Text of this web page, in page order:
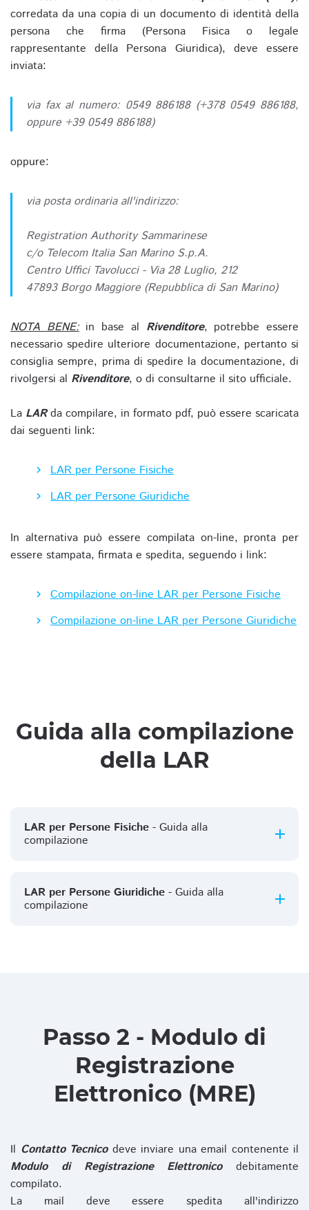
corredata da una copia di un documento di identità della
persona che firma (Persona Fisica o legale
rappresentante della Persona Giuridica), deve essere
inviata:
via fax al numero: 0549 886188 (+378 0549 886188,
oppure +39 0549 886188)
oppure:
via posta ordinaria all'indirizzo:
Registration Authority Sammarinese
c/o Telecom Italia San Marino S.p.A.
Centro Uffici Tavolucci - Via 28 Luglio, 212
47893 Borgo Maggiore (Repubblica di San Marino)
NOTA BENE:in base al Rivenditore, potrebbe essere
necessario spedire ulteriore documentazione, pertanto si
consiglia sempre, prima di spedire la documentazione, di
rivolgersi al Rivenditore, o di consultarne il sito ufficiale.
La LARda compilare, in formato pdf, può essere scaricata
dai seguenti link:
LAR per Persone Fisiche
LAR per Persone Giuridiche
In alternativa può essere compilata on-line, pronta per
essere stampata, firmata e spedita, seguendo i link:
Compilazione on-line LAR per Persone Fisiche
Compilazione on-line LAR per Persone Giuridiche
Guida alla compilazione
della LAR
LAR per Persone Fisiche - Guida alla
compilazione
LAR per Persone Giuridiche - Guida alla
compilazione
Passo 2 - Modulo di
Registrazione
Elettronico (MRE)
Il Contatto Tecnicodeve inviare una email contenente il
Modulo di Registrazione Elettronicodebitamente
compilato.
La mail deve essere spedita all'indirizzo